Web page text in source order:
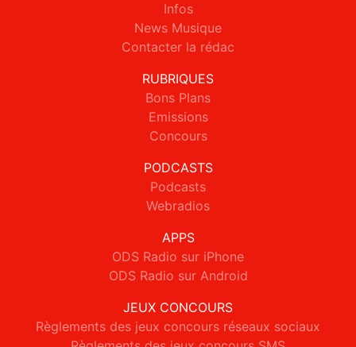
Infos
News Musique
Contacter la rédac
RUBRIQUES
Bons Plans
Emissions
Concours
PODCASTS
Podcasts
Webradios
APPS
ODS Radio sur iPhone
ODS Radio sur Android
JEUX CONCOURS
Règlements des jeux concours réseaux sociaux